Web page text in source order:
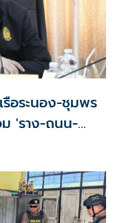
อระนอง-ชุมพร
ม 'ราง-ถนน-